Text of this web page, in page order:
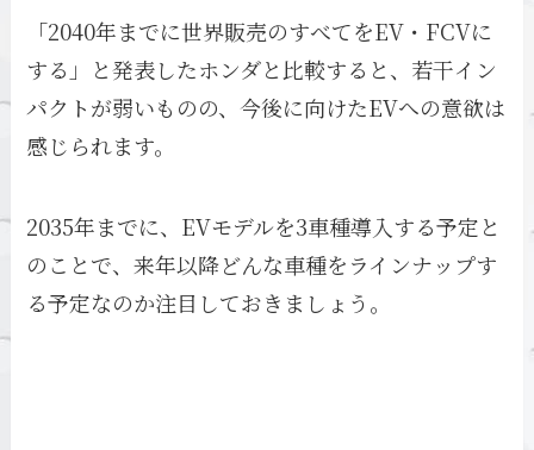
「2040年までに世界販売のすべてをEV・FCVに
する」と発表したホンダと比較すると、若干イン
パクトが弱いものの、今後に向けたEVへの意欲は
感じられます。
2035年までに、EVモデルを3車種導入する予定と
のことで、来年以降どんな車種をラインナップす
る予定なのか注目しておきましょう。